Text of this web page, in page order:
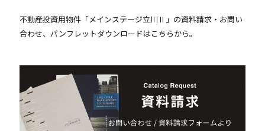
不動産投資用物件「メインステージ立川Ⅱ」の資料請求・お問い
合わせ、パンフレットダウンロードはこちらから。